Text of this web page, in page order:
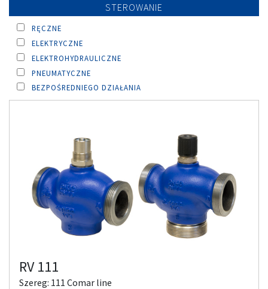
STEROWANIE
RĘCZNE
ELEKTRYCZNE
ELEKTROHYDRAULICZNE
PNEUMATYCZNE
BEZPOŚREDNIEGO DZIAŁANIA
RV 111
Szereg: 111 Comar line